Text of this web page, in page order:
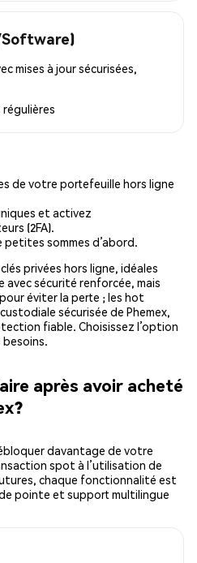
mises à jour sécurisées,
de votre portefeuille hors ligne
et activez
(2FA).
sommes d’abord.
privées hors ligne, idéales
sécurité renforcée, mais
éviter la perte ; les hot
sécurisée de Phemex,
fiable. Choisissez l’option
besoins.
après avoir acheté
davantage de votre
spot à l’utilisation de
chaque fonctionnalité est
pointe et support multilingue